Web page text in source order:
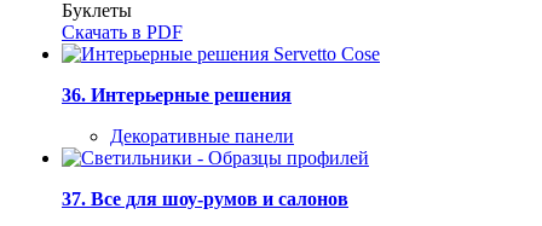
Буклеты
Скачать в PDF
36. Интерьерные решения
Декоративные панели
37. Все для шоу-румов и салонов